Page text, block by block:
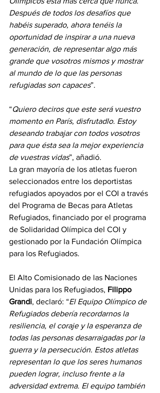
Después de todos los desafíos que
habéis superado, ahora tenéis la
oportunidad de inspirar a una nueva
generación, de representar algo más
grande que vosotros mismos y mostrar
al mundo de lo que las personas
refugiadas son capaces”.
“Quiero deciros que este será vuestro
momento en París, disfrutadlo. Estoy
deseando trabajar con todos vosotros
para que ésta sea la mejor experiencia
de vuestras vidas”, añadió.
La gran mayoría de los atletas fueron
seleccionados entre los deportistas
refugiados apoyados por el COI a través
del Programa de Becas para Atletas
Refugiados, financiado por el programa
de Solidaridad Olímpica del COI y
gestionado por la Fundación Olímpica
para los Refugiados.
El Alto Comisionado de las Naciones
Unidas para los Refugiados, Filippo
Grandi, declaró: “El Equipo Olímpico de
Refugiados debería recordarnos la
resiliencia, el coraje y la esperanza de
todas las personas desarraigadas por la
guerra y la persecución. Estos atletas
representan lo que los seres humanos
pueden lograr, incluso frente a la
adversidad extrema. El equipo también